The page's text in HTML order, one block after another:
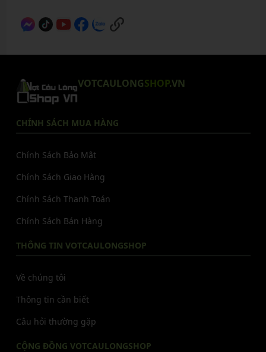
VOTCAULONGSHOP.VN
CHÍNH SÁCH MUA HÀNG
Chính Sách Bảo Mật
Chính Sách Giao Hàng
Chính Sách Thanh Toán
Chính Sách Bán Hàng
THÔNG TIN VOTCAULONGSHOP
Về chúng tôi
Thông tin cần biết
Câu hỏi thường gặp
CỘNG ĐỒNG VOTCAULONGSHOP